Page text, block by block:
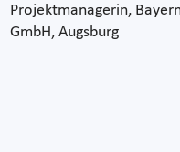
Projektmanagerin,
GmbH, Augsburg